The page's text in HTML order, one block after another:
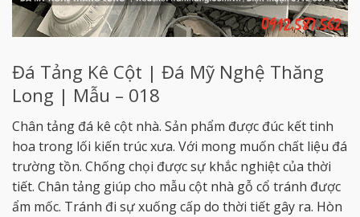
Đá Tảng Kê Cột | Đá Mỹ Nghệ Thăng
Long | Mẫu – 018
Chân tảng đá kê cột nhà. Sản phẩm được đúc kết tinh
hoa trong lối kiến trúc xưa. Với mong muốn chất liệu đá
trường tồn. Chống chọi được sự khắc nghiệt của thời
tiết. Chân tảng giúp cho mẫu cột nhà gỗ cổ tránh được
ẩm mốc. Tránh đi sự xuống cấp do thời tiết gây ra. Hòn